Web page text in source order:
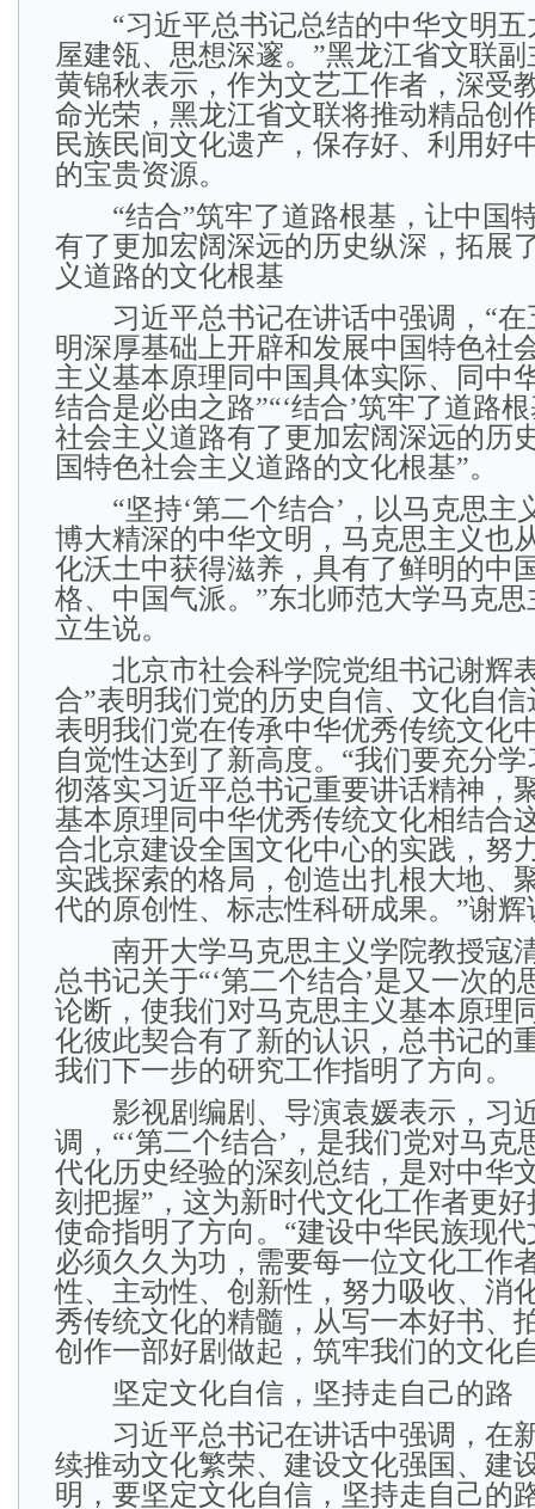
“习近平总书记总结的中华文明五
屋建瓴、思想深邃。”黑龙江省文联
黄锦秋表示，作为文艺工作者，深受
命光荣，黑龙江省文联将推动精品创
民族民间文化遗产，保存好、利用好
的宝贵资源。
“结合”筑牢了道路根基，让中国
有了更加宏阔深远的历史纵深，拓展
义道路的文化根基
习近平总书记在讲话中强调，“在
明深厚基础上开辟和发展中国特色社
主义基本原理同中国具体实际、同中
结合是必由之路”“‘结合’筑牢了道路
社会主义道路有了更加宏阔深远的历
国特色社会主义道路的文化根基”。
“坚持‘第二个结合’，以马克思主
博大精深的中华文明，马克思主义也
化沃土中获得滋养，具有了鲜明的中
格、中国气派。”东北师范大学马克
立生说。
北京市社会科学院党组书记谢辉
合”表明我们党的历史自信、文化自
表明我们党在传承中华优秀传统文化
自觉性达到了新高度。“我们要充分
彻落实习近平总书记重要讲话精神，
基本原理同中华优秀传统文化相结合
合北京建设全国文化中心的实践，努
实践探索的格局，创造出扎根大地、
代的原创性、标志性科研成果。”谢辉
南开大学马克思主义学院教授寇
总书记关于“‘第二个结合’是又一次的
论断，使我们对马克思主义基本原理
化彼此契合有了新的认识，总书记的
我们下一步的研究工作指明了方向。
影视剧编剧、导演袁媛表示，习
调，“‘第二个结合’，是我们党对马克
代化历史经验的深刻总结，是对中华
刻把握”，这为新时代文化工作者更
使命指明了方向。“建设中华民族现
必须久久为功，需要每一位文化工作
性、主动性、创新性，努力吸收、消
秀传统文化的精髓，从写一本好书、
创作一部好剧做起，筑牢我们的文化
坚定文化自信，坚持走自己的路
习近平总书记在讲话中强调，在
续推动文化繁荣、建设文化强国、建
明，要坚定文化自信，坚持走自己的